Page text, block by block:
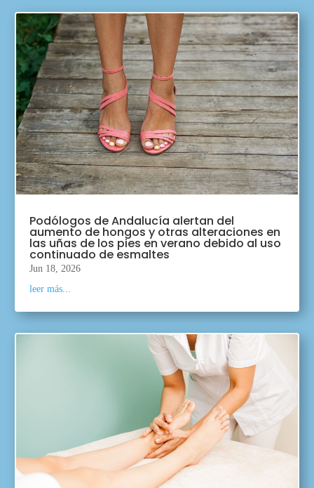
Podólogos de Andalucía alertan del
aumento de hongos y otras alteraciones en
las uñas de los pies en verano debido al uso
continuado de esmaltes
Jun 18, 2026
leer más...